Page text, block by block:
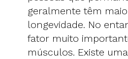
geralmente têm
longevidade. No
fator muito
músculos. Existe